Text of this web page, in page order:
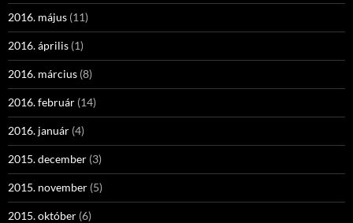
2016. május (11)
2016. április (1)
2016. március (8)
2016. február (14)
2016. január (4)
2015. december (3)
2015. november (5)
2015. október (6)